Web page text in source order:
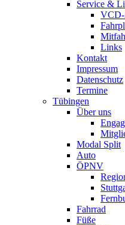
Service &
VCD-
Links
Kontakt
Impressum
Datenschutz
Termine
Tübingen
Über uns
Modal Split
Auto
ÖPNV
Fahrrad
Füße